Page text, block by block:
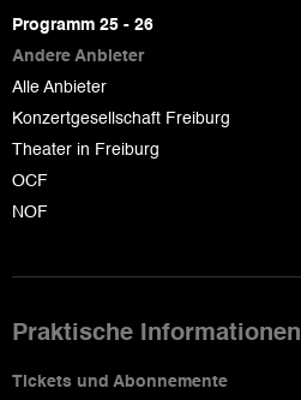
page
Programm 25 - 26
Andere Anbieter
Alle Anbieter
Konzertgesellschaft Freiburg
Theater in Freiburg
OCF
NOF
Praktische Informationen
Tickets und Abonnemente